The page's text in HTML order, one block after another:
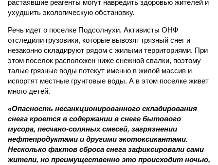
растаявшие реагенты могут навредить здоровью жителей и
ухудшить экологическую обстановку.
Речь идет о поселке Подсолнухи. Активисты ОНФ
отследили грузовики, которые вывозят грязный снег и
незаконно складируют рядом с жилыми территориями. При
этом поселок расположен ниже снежной свалки, поэтому
талые грязные воды потекут именно в жилой массив и
испортят местные грунтовые воды. А в этом поселке живет
много детей.
«Опасность несанкционированного складирования
снега кроется в содержании в снеге бытового
мусора, песчано-соляных смесей, загрязнении
нефтепродуктами и другими экотоксикантами.
Несколько фактов сброса снега зафиксировали сами
жители, но преимущественно это происходит ночью,